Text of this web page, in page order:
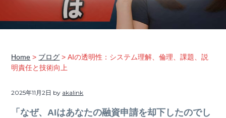
y
n
y
小
ご
と
サ
Home > ブログ > AIの透明性：システム理解、倫理、課題、説
明責任と技術向上
2025年11月2日 by akalink
「なぜ、AIはあなたの融資申請を却下したのでし